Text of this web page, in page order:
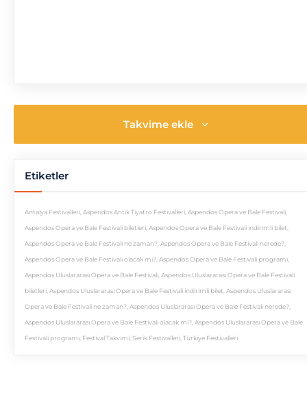
Takvime ekle
Etiketler
Antalya Festivalleri, Aspendos Antik Tiyatro Festivalleri, Aspendos Opera ve Bale Festivali,
Aspendos Opera ve Bale Festivali biletleri, Aspendos Opera ve Bale Festivali indirimli bilet,
Aspendos Opera ve Bale Festivali ne zaman?, Aspendos Opera ve Bale Festivali nerede?,
Aspendos Opera ve Bale Festivali olacak mı?, Aspendos Opera ve Bale Festivali programı,
Aspendos Uluslararası Opera ve Bale Festivali, Aspendos Uluslararası Opera ve Bale Festivali
biletleri, Aspendos Uluslararası Opera ve Bale Festivali indirimli bilet, Aspendos Uluslararası
Opera ve Bale Festivali ne zaman?, Aspendos Uluslararası Opera ve Bale Festivali nerede?,
Aspendos Uluslararası Opera ve Bale Festivali olacak mı?, Aspendos Uluslararası Opera ve Bale
Festivali programı, Festival Takvimi, Serik Festivalleri, Türkiye Festivalleri